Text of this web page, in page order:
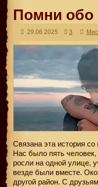
Помни обо
29.06.2025 3
Связана эта история
Нас было пять человек,
росли на одной улице,
везде были вместе.
другой район. С